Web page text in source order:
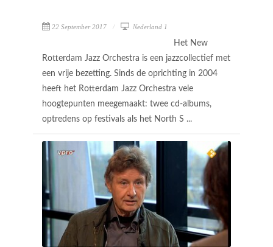
22 September 2017 Nederland 1
Het New
Rotterdam Jazz Orchestra is een jazzcollectief met
een vrije bezetting. Sinds de oprichting in 2004
heeft het Rotterdam Jazz Orchestra vele
hoogtepunten meegemaakt: twee cd-albums,
optredens op festivals als het North S ...